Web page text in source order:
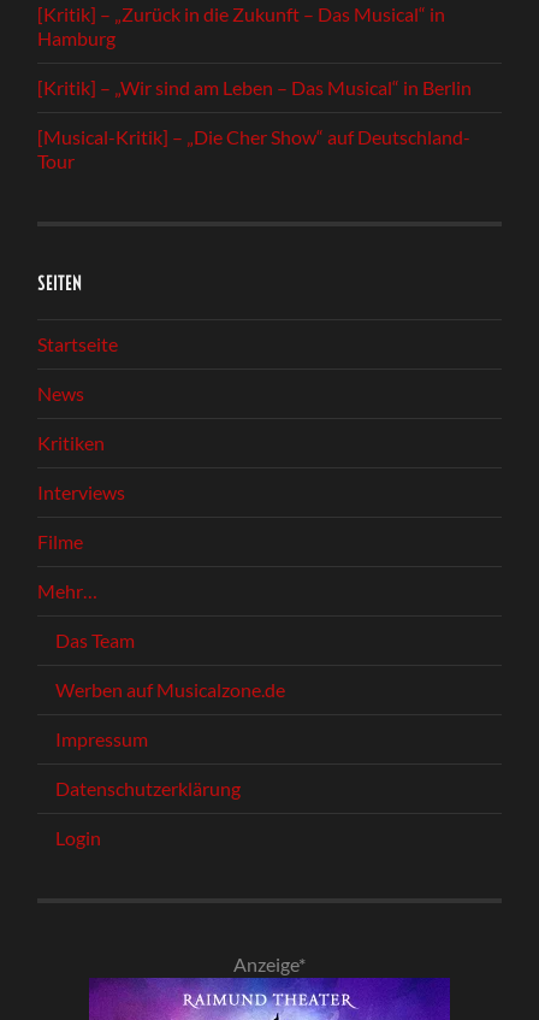
[Kritik] – „Zurück in die Zukunft – Das Musical“ in
Hamburg
[Kritik] – „Wir sind am Leben – Das Musical“ in Berlin
[Musical-Kritik] – „Die Cher Show“ auf Deutschland-
Tour
SEITEN
Startseite
News
Kritiken
Interviews
Filme
Mehr…
Das Team
Werben auf Musicalzone.de
Impressum
Datenschutzerklärung
Login
Anzeige*